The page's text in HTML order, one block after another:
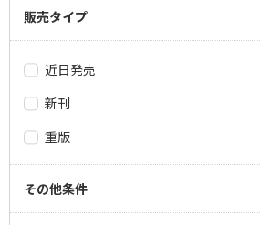
販売タイプ
近日発売
新刊
重版
その他条件